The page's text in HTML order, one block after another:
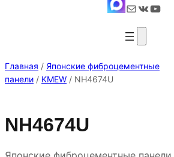
Почта ВКонтакте YouTube
Главная / Японские фиброцементные
панели / KMEW / NH4674U
NH4674U